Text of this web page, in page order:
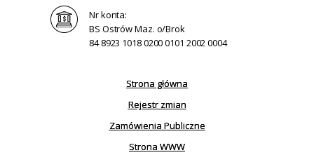
Nr konta:
BS Ostrów Maz. o/Brok
84 8923 1018 0200 0101 2002 0004
Strona główna
Rejestr zmian
Zamówienia Publiczne
Strona WWW